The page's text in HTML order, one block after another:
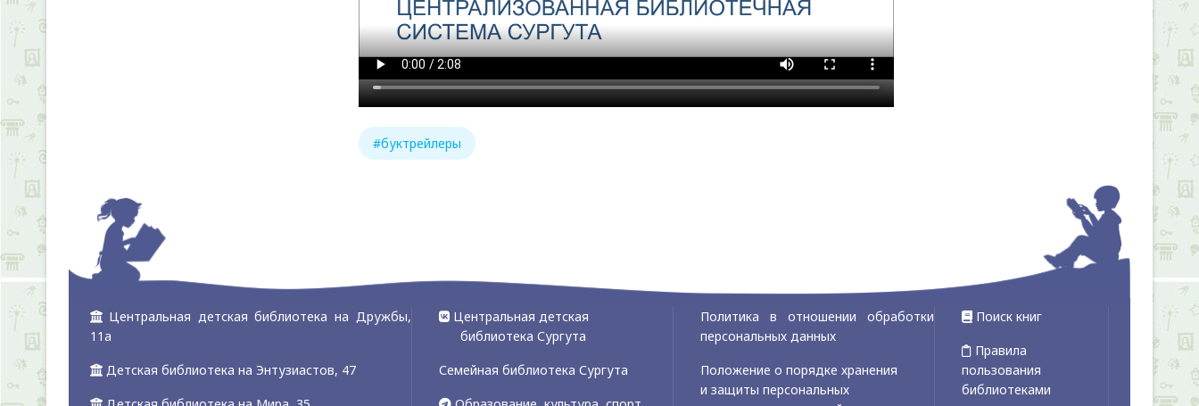
#буктрейлеры
Центральная детская библиотека на Дружбы,
11а
Детская библиотека на Энтузиастов, 47
Центральная детская
библиотека Сургута
Семейная библиотека Сургута
Политика в отношении обработки
персональных данных
Положение о порядке хранения
и защиты персональных
Поиск книг
Правила
пользования
библиотеками